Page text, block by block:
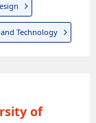
Technology
of